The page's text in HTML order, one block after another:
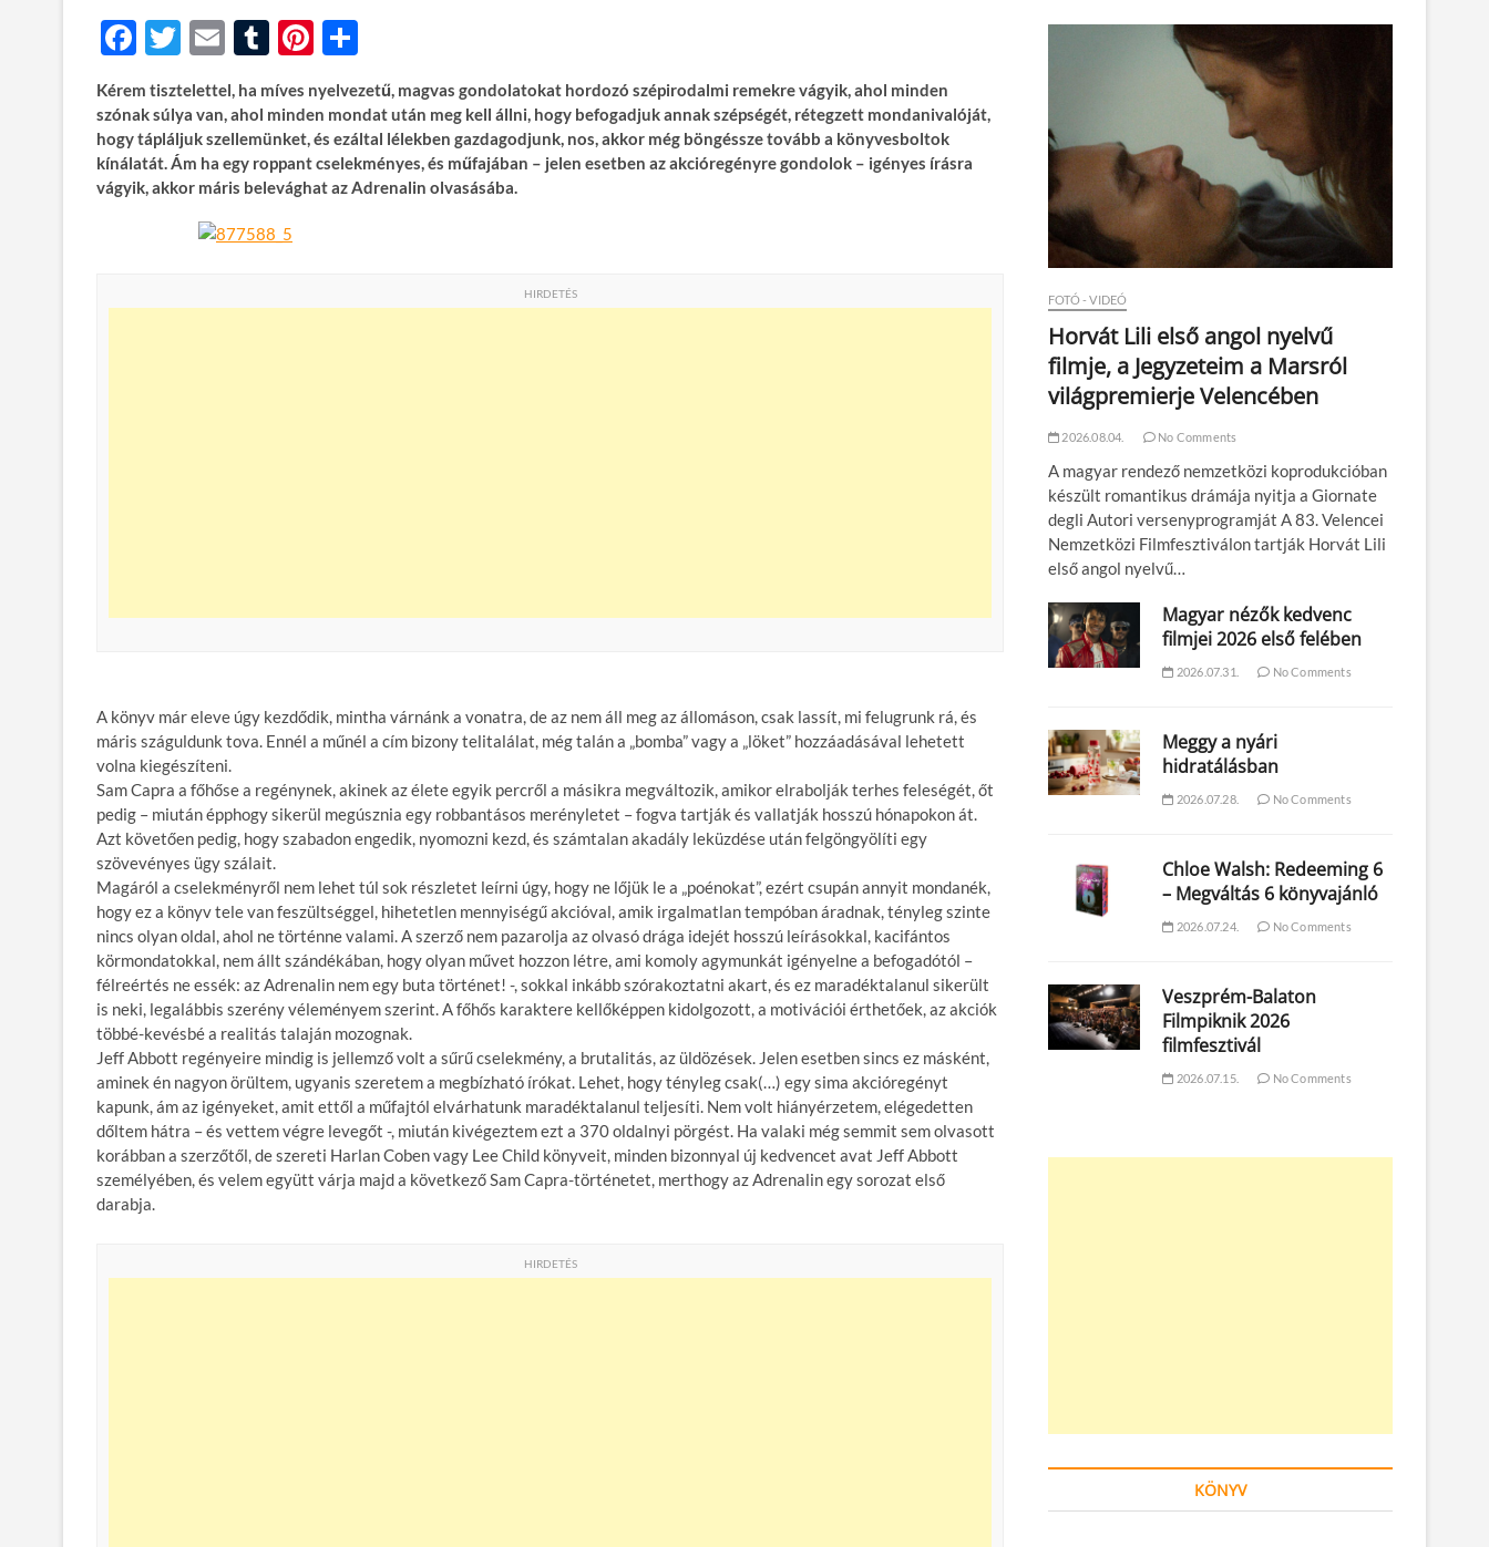
F
ac
e
b
o
T
w
itt
er
E
m
ail
T
u
m
bl
r
Pi
nt
er
es
t
ss
za
m
e
Kérem tisztelettel, ha míves nyelvezetű, magvas gondolatokat hordozó szépirodalmi remekre vágyik, ahol minden
szónak súlya van, ahol minden mondat után meg kell állni, hogy befogadjuk annak szépségét, rétegzett mondanivalóját,
hogy tápláljuk szellemünket, és ezáltal lélekben gazdagodjunk, nos, akkor még böngéssze tovább a könyvesboltok
kínálatát. Ám ha egy roppant cselekményes, és műfajában – jelen esetben az akcióregényre gondolok – igényes írásra
vágyik, akkor máris belevághat az Adrenalin olvasásába.
HIRDETÉS
A könyv már eleve úgy kezdődik, mintha várnánk a vonatra, de az nem áll meg az állomáson, csak lassít, mi felugrunk rá, és
máris száguldunk tova. Ennél a műnél a cím bizony telitalálat, még talán a „bomba” vagy a „löket” hozzáadásával lehetett
volna kiegészíteni.
Sam Capra a főhőse a regénynek, akinek az élete egyik percről a másikra megváltozik, amikor elrabolják terhes feleségét, őt
pedig – miután épphogy sikerül megúsznia egy robbantásos merényletet – fogva tartják és vallatják hosszú hónapokon át.
Azt követően pedig, hogy szabadon engedik, nyomozni kezd, és számtalan akadály leküzdése után felgöngyölíti egy
szövevényes ügy szálait.
Magáról a cselekményről nem lehet túl sok részletet leírni úgy, hogy ne lőjük le a „poénokat”, ezért csupán annyit mondanék,
hogy ez a könyv tele van feszültséggel, hihetetlen mennyiségű akcióval, amik irgalmatlan tempóban áradnak, tényleg szinte
nincs olyan oldal, ahol ne történne valami. A szerző nem pazarolja az olvasó drága idejét hosszú leírásokkal, kacifántos
körmondatokkal, nem állt szándékában, hogy olyan művet hozzon létre, ami komoly agymunkát igényelne a befogadótól –
félreértés ne essék: az Adrenalin nem egy buta történet! -, sokkal inkább szórakoztatni akart, és ez maradéktalanul sikerült
is neki, legalábbis szerény véleményem szerint. A főhős karaktere kellőképpen kidolgozott, a motivációi érthetőek, az akciók
többé-kevésbé a realitás talaján mozognak.
Jeff Abbott regényeire mindig is jellemző volt a sűrű cselekmény, a brutalitás, az üldözések. Jelen esetben sincs ez másként,
aminek én nagyon örültem, ugyanis szeretem a megbízható írókat. Lehet, hogy tényleg csak(…) egy sima akcióregényt
kapunk, ám az igényeket, amit ettől a műfajtól elvárhatunk maradéktalanul teljesíti. Nem volt hiányérzetem, elégedetten
dőltem hátra – és vettem végre levegőt -, miután kivégeztem ezt a 370 oldalnyi pörgést. Ha valaki még semmit sem olvasott
korábban a szerzőtől, de szereti Harlan Coben vagy Lee Child könyveit, minden bizonnyal új kedvencet avat Jeff Abbott
személyében, és velem együtt várja majd a következő Sam Capra-történetet, merthogy az Adrenalin egy sorozat első
darabja.
HIRDETÉS
FOTÓ - VIDEÓ
Horvát Lili első angol nyelvű
filmje, a Jegyzeteim a Marsról
világpremierje Velencében
2026.08.04. No Comments
A magyar rendező nemzetközi koprodukcióban
készült romantikus drámája nyitja a Giornate
degli Autori versenyprogramját A 83. Velencei
Nemzetközi Filmfesztiválon tartják Horvát Lili
első angol nyelvű…
Magyar nézők kedvenc
filmjei 2026 első felében
2026.07.31. No Comments
Meggy a nyári
hidratálásban
2026.07.28. No Comments
Chloe Walsh: Redeeming 6
– Megváltás 6 könyvajánló
2026.07.24. No Comments
Veszprém-Balaton
Filmpiknik 2026
filmfesztivál
2026.07.15. No Comments
KÖNYV